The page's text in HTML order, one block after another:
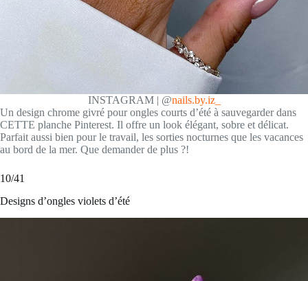
INSTAGRAM | @nails.by.iz_
Un design chrome givré pour ongles courts d’été à sauvegarder dans
CETTE planche Pinterest. Il offre un look élégant, sobre et délicat.
Parfait aussi bien pour le travail, les sorties nocturnes que les vacances
au bord de la mer. Que demander de plus ?!
10/41
Designs d’ongles violets d’été